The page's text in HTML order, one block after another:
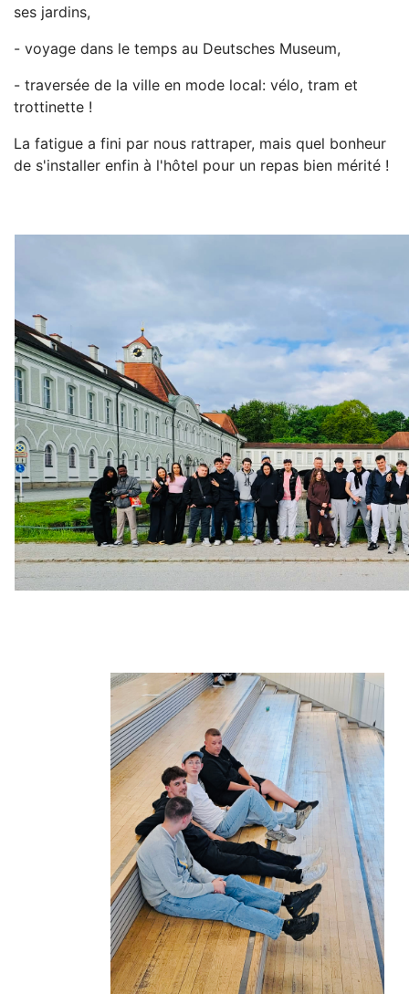
ses jardins,
- voyage dans le temps au Deutsches Museum,
- traversée de la ville en mode local: vélo, tram et
trottinette !
La fatigue a fini par nous rattraper, mais quel bonheur
de s'installer enfin à l'hôtel pour un repas bien mérité !